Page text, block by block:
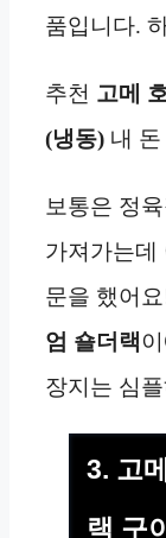
품입니다.
추천 고메
(냉동) 내
보통은 정
가져가는데
문을 했어
엄 숄더랙
장지는 심
3. 고
랙 구